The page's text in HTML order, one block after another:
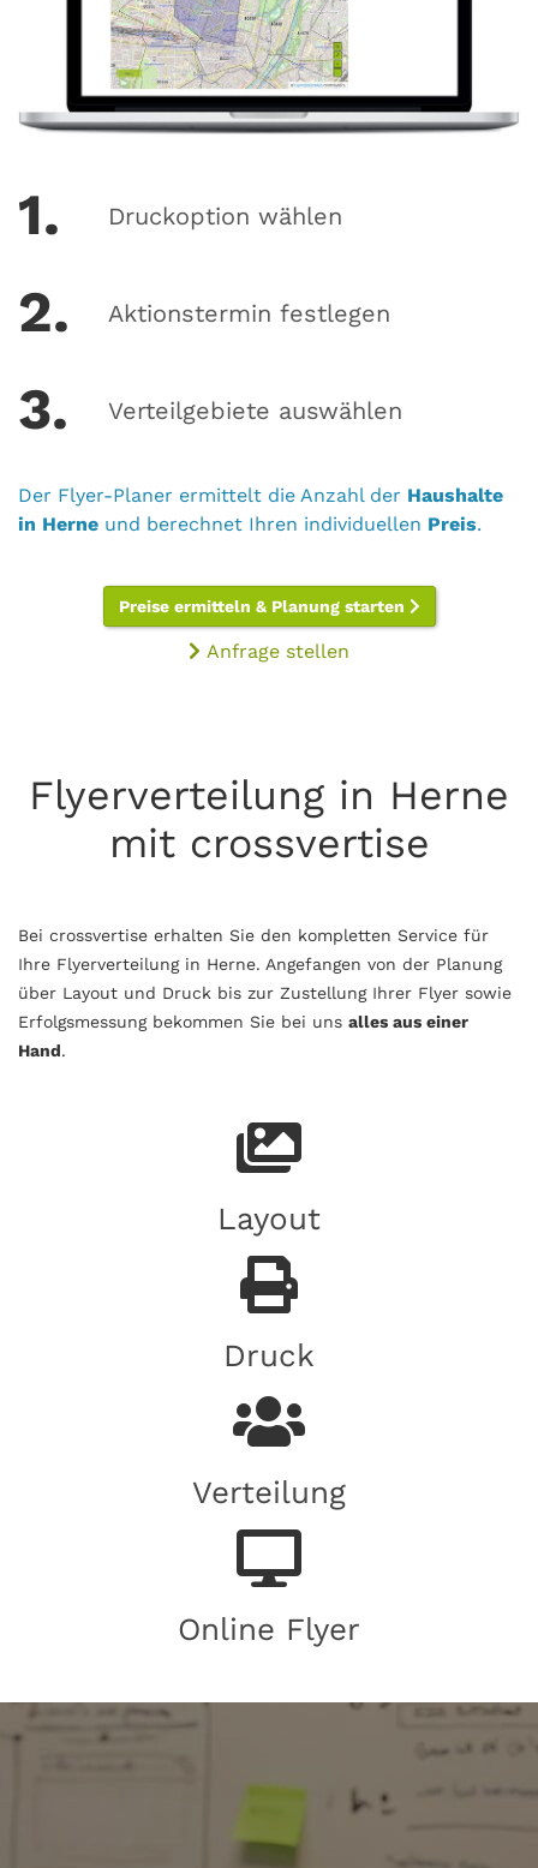
1. Druckoption wählen
2. Aktionstermin festlegen
3. Verteilgebiete auswählen
Der Flyer-Planer ermittelt die Anzahl der Haushalte
in Herne und berechnet Ihren individuellen Preis.
Preise ermitteln & Planung starten
Anfrage stellen
Flyerverteilung in Herne
mit crossvertise
Bei crossvertise erhalten Sie den kompletten Service für
Ihre Flyerverteilung in Herne. Angefangen von der Planung
über Layout und Druck bis zur Zustellung Ihrer Flyer sowie
Erfolgsmessung bekommen Sie bei uns alles aus einer
Hand.
Layout
Druck
Verteilung
Online Flyer